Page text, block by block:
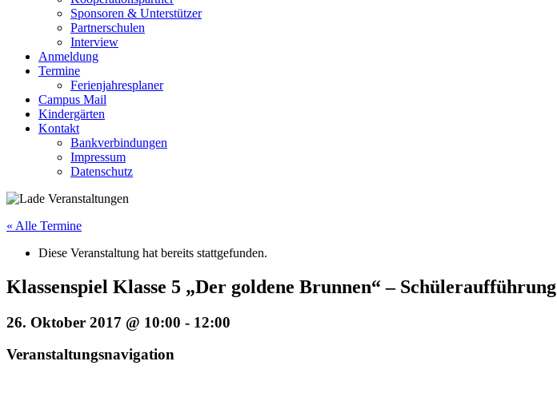
Sponsoren & Unterstützer
Partnerschulen
Interview
Anmeldung
Termine
Ferienjahresplaner
Campus Mail
Kindergärten
Kontakt
Bankverbindungen
Impressum
Datenschutz
« Alle Termine
Diese Veranstaltung hat bereits stattgefunden.
Klassenspiel Klasse 5 „Der goldene Brunnen“ – Schüleraufführung
26. Oktober 2017 @ 10:00 - 12:00
Veranstaltungsnavigation